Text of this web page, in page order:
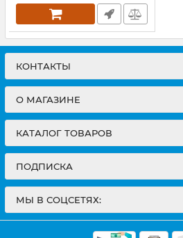
КОНТАКТЫ
О МАГАЗИНЕ
КАТАЛОГ ТОВАРОВ
ПОДПИСКА
МЫ В СОЦСЕТЯХ: